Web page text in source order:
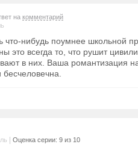
на комментарий
что-нибудь поумнее школьной
это всегда то, что рушит
в них. Ваша романтизация
бесчеловечна.
Оценка серии: 9 из 10